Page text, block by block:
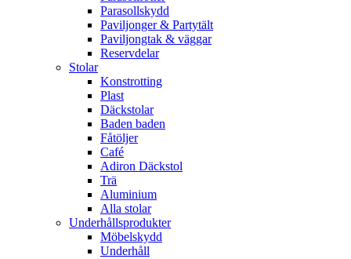
Parasollskydd
Paviljonger & Partytält
Paviljongtak & väggar
Reservdelar
Stolar
Konstrotting
Plast
Däckstolar
Baden baden
Fåtöljer
Café
Adiron Däckstol
Trä
Aluminium
Alla stolar
Underhållsprodukter
Möbelskydd
Underhåll